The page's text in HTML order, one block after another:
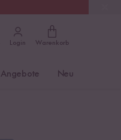
Login Warenkorb
Angebote Neu